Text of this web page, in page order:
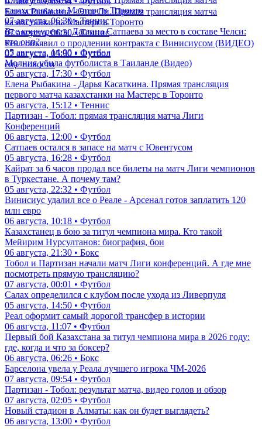
Елена Рыбакина - Энн Ли. Прямая трансляция матча
казахстанки на Мастерс в Торонто
07 августа, 06:30 • Теннис
Реал объявил о продлении контракта с Винисиусом (ВИДЕО)
07 августа, 05:30 • Футбол
еще новости
казахстанки на Мастерс в Торонто
07 августа, 06:30 • Теннис
Все конкуренты Дастана Сатпаева за место в составе Челси:
кто они?
05 августа, 14:00 • Футбол
Молния убила футболиста в Таиланде (Видео)
05 августа, 17:30 • Футбол
Елена Рыбакина - Дарья Касаткина. Прямая трансляция
первого матча казахстанки на Мастерс в Торонто
05 августа, 15:12 • Теннис
Партизан - Тобол: прямая трансляция матча Лиги
Конференций
06 августа, 12:00 • Футбол
Сатпаев остался в запасе на матч с Ювентусом
05 августа, 16:28 • Футбол
Кайрат за 6 часов продал все билеты на матч Лиги чемпионов
в Туркестане. А почему там?
05 августа, 22:32 • Футбол
Винисиус удалил все о Реале - Арсенал готов заплатить 120
млн евро
06 августа, 10:18 • Футбол
Казахстанец в бою за титул чемпиона мира. Кто такой
Мейирим Нурсултанов: биография, бои
06 августа, 21:30 • Бокс
Тобол и Партизан начали матч Лиги конференций. А где мне
посмотреть прямую трансляцию?
07 августа, 00:01 • Футбол
Салах определился с клубом после ухода из Ливерпуля
05 августа, 14:50 • Футбол
Реал оформит самый дорогой трансфер в истории
06 августа, 11:07 • Футбол
Первый бой Казахстана за титул чемпиона мира в 2026 году:
где, когда и что за боксер?
06 августа, 06:26 • Бокс
Барселона увела у Реала лучшего игрока ЧМ-2026
07 августа, 09:54 • Футбол
Партизан - Тобол: результат матча, видео голов и обзор
07 августа, 02:05 • Футбол
Новый стадион в Алматы: как он будет выглядеть?
06 августа, 13:00 • Футбол